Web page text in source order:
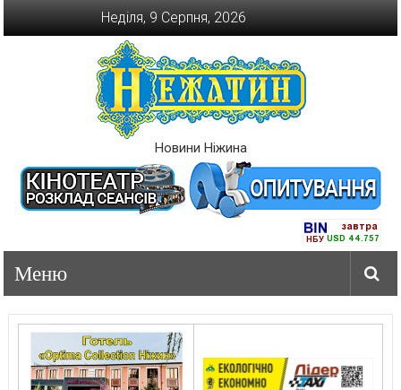
Неділя, 9 Серпня, 2026
Новини Ніжина